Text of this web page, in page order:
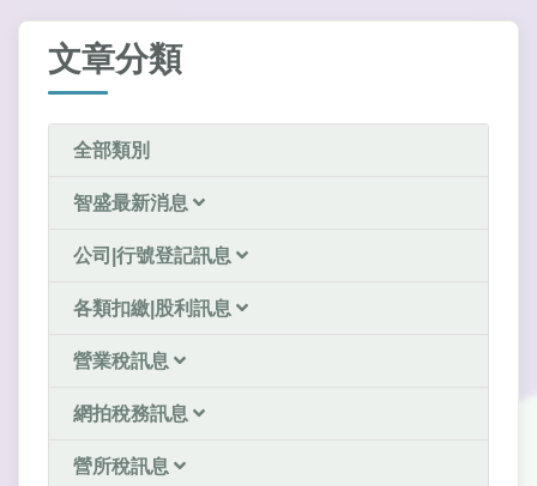
文章分類
全部類別
智盛最新消息
公司|行號登記訊息
各類扣繳|股利訊息
營業稅訊息
網拍稅務訊息
營所稅訊息